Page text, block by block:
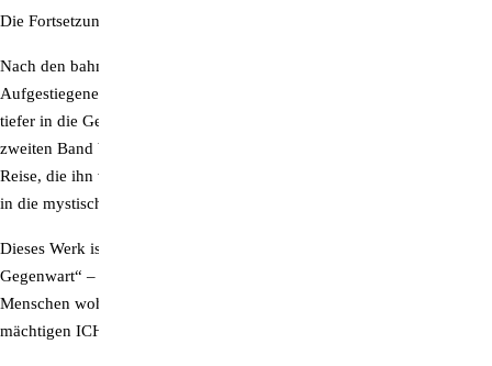
Die Fortsetzung der spirituellen Expedition
Nach den bahnbrechenden Offenbarungen am Mount Shasta führt der
Aufgestiegene Meister Saint Germain seinen Schüler Godfré Ray King
tiefer in die Geheimnisse der kosmischen Gesetze ein. In diesem
zweiten Band begleiten wir den Autor auf einer außergewöhnlichen
Reise, die ihn von den fernen Weiten des amerikanischen Westens bis
in die mystischen Regionen Südamerikas und Frankreichs führt.
Dieses Werk ist eine lebendige Dokumentation der „Magischen
Gegenwart“ – der unendlichen, göttlichen Kraft, die in jedem
Menschen wohnt und darauf wartet, durch das Bewusstsein der
mächtigen ICH-BIN-Gegenwart aktiviert zu werden.